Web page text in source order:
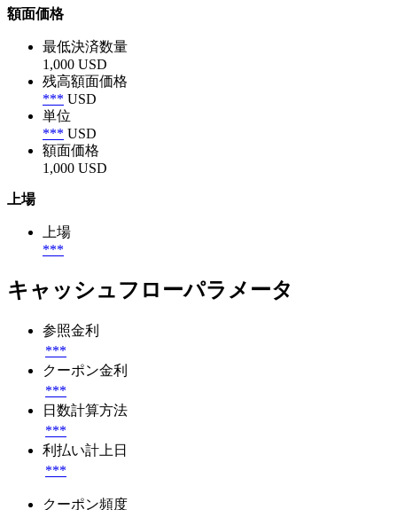
額面価格
最低決済数量
1,000 USD
残高額面価格
*** USD
単位
*** USD
額面価格
1,000 USD
上場
上場
***
キャッシュフローパラメータ
参照金利
***
クーポン金利
***
日数計算方法
***
利払い計上日
***
クーポン頻度